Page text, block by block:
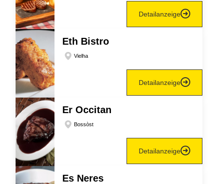
Detailanzeige
Eth Bistro
Vielha
Detailanzeige
Er Occitan
Bossòst
Detailanzeige
Es Neres